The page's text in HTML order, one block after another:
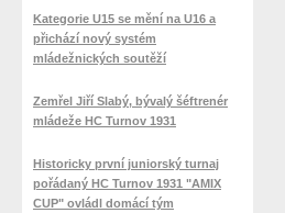
Kategorie U15 se mění na U16 a
přichází nový systém
mládežnických soutěží
Zemřel Jiří Slabý, bývalý šéftrenér
mládeže HC Turnov 1931
Historicky první juniorský turnaj
pořádaný HC Turnov 1931 "AMIX
CUP" ovládl domácí tým